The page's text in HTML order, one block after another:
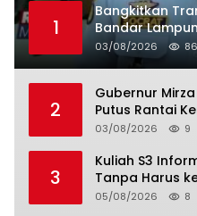
1
Bangkitkan
Bandar
03/08/2026
2
Gubernur
Putus Rantai
03/08/2026 9
3
Kuliah S3
Tanpa Harus
05/08/2026 8